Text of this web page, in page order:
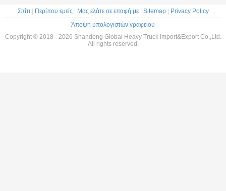
Σπίτι Περίπου εμείς Μας ελάτε σε επαφή με| Sitemap|
Privacy Policy
Άποψη υπολογιστών γραφείου
Copyright © 2018 - 2026 Shandong Global Heavy Truck Import&Export Co.,Ltd.
All rights reserved.